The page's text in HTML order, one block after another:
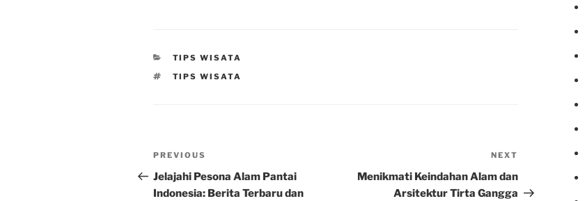
CATEGORIES
TIPS WISATA
TAGS
TIPS WISATA
Post
navigation
Previous
Post
PREVIOUS
Jelajahi Pesona Alam Pantai
Indonesia: Berita Terbaru dan
Post
NEXT
Menikmati Keindahan Alam dan
Arsitektur Tirta Gangga